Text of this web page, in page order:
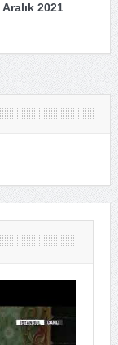
2021